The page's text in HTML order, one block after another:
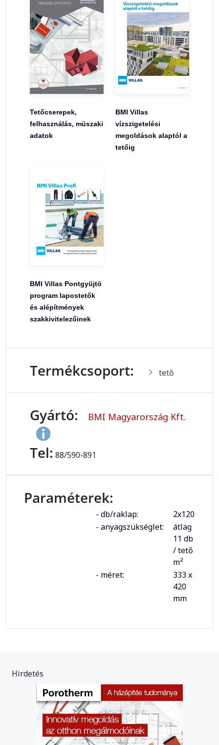
Tetőcserepek,
felhasználás, müszaki
adatok
BMI Villas
vízszigetelési
megoldások alaptól a
tetőig
BMI Villas Pontgyüjtö
program lapostetők
és alépítmények
szakkivitelezőinek
Termékcsoport: tető
Gyártó: BMI Magyarország Kft.
Tel: 88/590-891
Paraméterek:
- db/raklap:
2x120
- anyagszükséglet:
átlag
11 db
/ tető
m²
- méret:
333 x
420
mm
Hirdetés